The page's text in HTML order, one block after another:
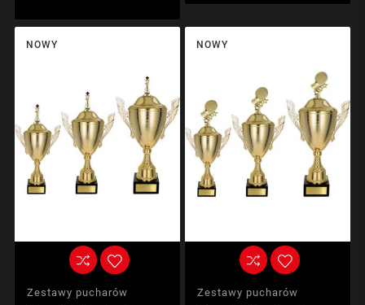
NOWY
Zestawy pucharów
NOWY
Zestawy pucharów